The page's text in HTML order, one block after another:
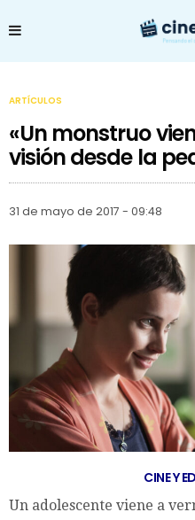
ARTÍCULOS
«Un monstruo
visión desde la
31 de mayo de 2017 - 09:48
CINE Y
Un adolescente viene a